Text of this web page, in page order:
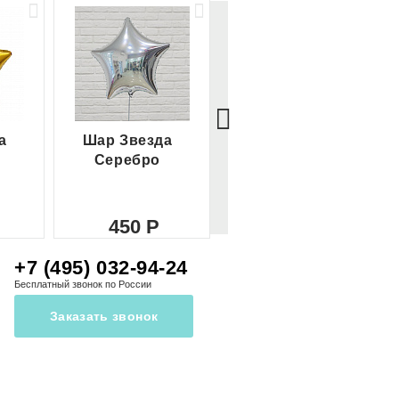
Шар Звезда
Серебро
450
+7 (495) 032-94-24
Бесплатный звонок по России
Заказать звонок